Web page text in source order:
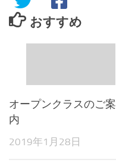
おすすめ
オープンクラスのご案
内
2019年1月28日